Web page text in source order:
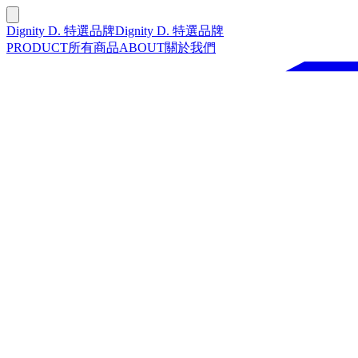
Dignity D. 特選品牌Dignity D. 特選品牌
PRODUCT所有商品ABOUT關於我們